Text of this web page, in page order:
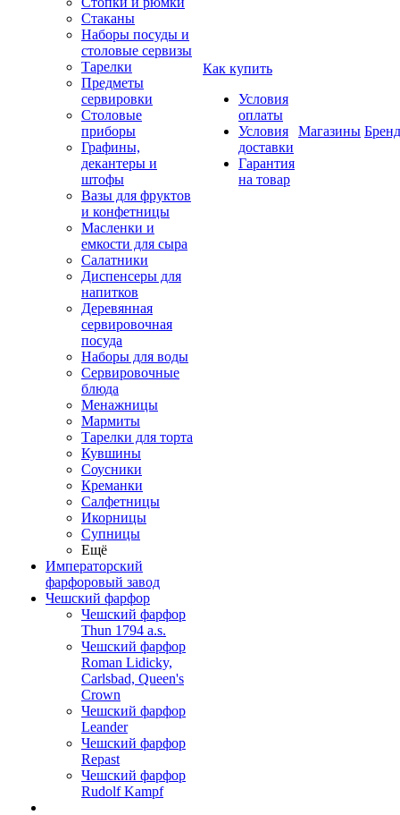
Стаканы
Наборы посуды и
столовые сервизы
Тарелки
Предметы
сервировки
Столовые
приборы
Графины,
декантеры и
штофы
Вазы для фруктов
и конфетницы
Масленки и
емкости для сыра
Салатники
Диспенсеры для
напитков
Деревянная
сервировочная
посуда
Наборы для воды
Сервировочные
блюда
Менажницы
Мармиты
Тарелки для торта
Кувшины
Соусники
Креманки
Салфетницы
Икорницы
Супницы
Ещё
Императорский
фарфоровый завод
Чешский фарфор
Чешский фарфор
Thun 1794 a.s.
Чешский фарфор
Roman Lidicky,
Carlsbad, Queen's
Crown
Чешский фарфор
Leander
Чешский фарфор
Repast
Чешский фарфор
Rudolf Kampf
Как купить
Условия
оплаты
Условия
доставки
Гарантия
на товар
Магазины